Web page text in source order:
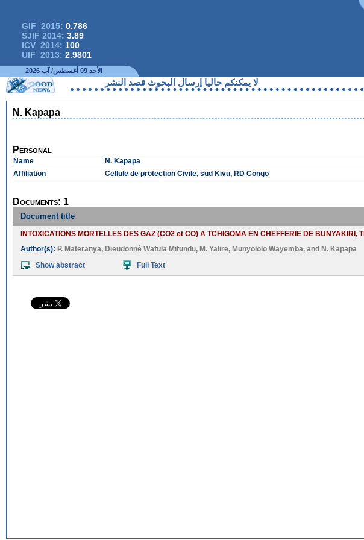
GIF 2015: 0.786
SJIF 2014: 3.89
ICV 2014: 100
UIF 2013: 2.9801
الأحد 09 أغسطس/ آب 2026
لا يمكنكم حاليا إرسال البحوث قصد النشر
N. Kapapa
Personal
Name
N. Kapapa
Affiliation
Cellule de protection Civile, sud Kivu, RD Congo
Documents: 1
Document title
INTOXICATIONS MORTELLES DES GAZ (CO2 et CO) A TCHIGOMA EN CHEFFERIE DE BUNYAKIRI,
Author(s): P. Materanya, Dieudonné Wafula Mifundu, M. Yalire, Munyololo Wayemba, and N. Kapapa
Show abstract
Full Text